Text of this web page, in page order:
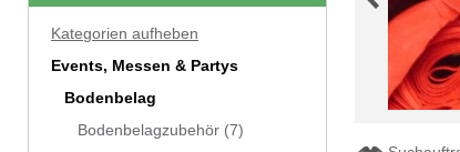
Kategorien aufheben
Events, Messen & Partys
Bodenbelag
Bodenbelagzubehör (7)